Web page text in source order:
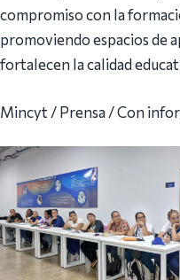
compromiso con la
promoviendo espacios de
fortalecen la calidad
Mincyt / Prensa / Con